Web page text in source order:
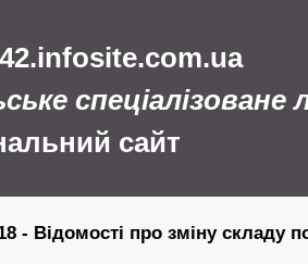
сайт
- Відомості про зміну складу